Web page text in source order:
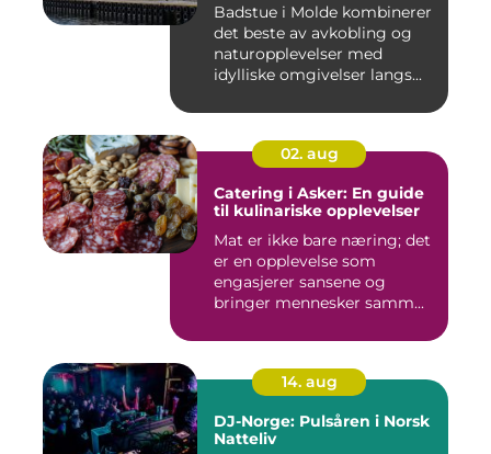
Badstue i Molde kombinerer
det beste av avkobling og
naturopplevelser med
idylliske omgivelser langs...
02. aug
Catering i Asker: En guide
til kulinariske opplevelser
Mat er ikke bare næring; det
er en opplevelse som
engasjerer sansene og
bringer mennesker samm...
14. aug
DJ-Norge: Pulsåren i Norsk
Natteliv